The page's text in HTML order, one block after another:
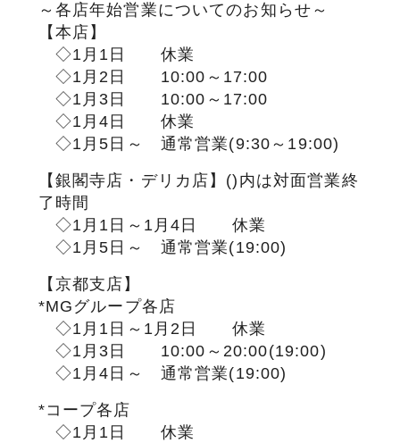
～各店年始営業についてのお知らせ～
【本店】
◇1月1日 休業
◇1月2日 10:00～17:00
◇1月3日 10:00～17:00
◇1月4日 休業
◇1月5日～ 通常営業(9:30～19:00)
【銀閣寺店・デリカ店】()内は対面営業終
了時間
◇1月1日～1月4日 休業
◇1月5日～ 通常営業(19:00)
【京都支店】
*MGグループ各店
◇1月1日～1月2日 休業
◇1月3日 10:00～20:00(19:00)
◇1月4日～ 通常営業(19:00)
*コープ各店
◇1月1日 休業